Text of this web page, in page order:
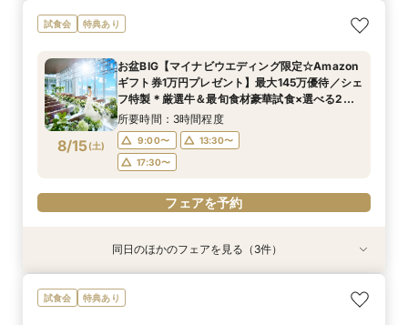
8/14(金)
【2名～OK！挙式＆会食に◎】フロア貸切り体験
×絶品試食
10:00〜
12:00〜
14:00〜
16:00〜
17:30〜
フェアを予約
8/14(金)
平日限定【衣装3着＆140万特典】天空チャペル
体験＆絶品試食
10:00〜
12:00〜
14:00〜
16:00〜
17:30〜
フェアを予約
試食会 特典あり
8/15(土)
お盆BIG【マイナビウエディング限定☆Amazon
ギフト券1万円プレゼント】最大145万優待／シェ
フ特製＊厳選牛＆最旬食材豪華試食×選べる2つ
のチャペル＆フロア貸切全館ALL見学
所要時間：3時間程度
9:00〜
13:30〜
17:30〜
フェアを予約
特典あり
【2名～OK！挙式＆会食に◎】少人数*貸切パー
ティー×絶品試食
特典あり
＼初見学にオススメ／選べるチャペル＆演出体験
×じっくり相談会
特典あり
短期間でも理想が叶う◆安心サポート×豪華特典
付フェア
同日のほかのフェアを見る（3件）
試食会 特典あり